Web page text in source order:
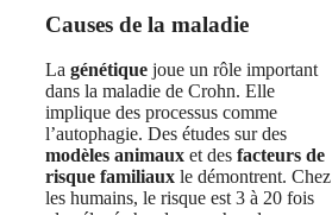
Causes de la maladie
La génétique joue un rôle important
dans la maladie de Crohn. Elle
implique des processus comme
l’autophagie. Des études sur des
modèles animaux et des facteurs de
risque familiaux le démontrent. Chez
les humains, le risque est 3 à 20 fois